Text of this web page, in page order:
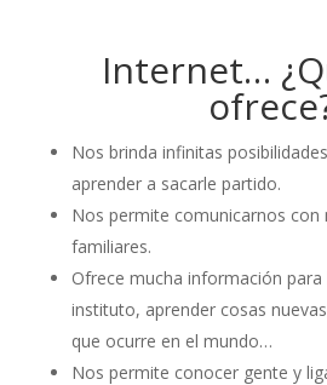
Internet…
Nos brinda infinitas
aprender a sacarle partido.
Nos permite comunicarnos con
familiares.
Ofrece mucha información
instituto, aprender cosas
que ocurre en el mundo…
Nos permite conocer gente y